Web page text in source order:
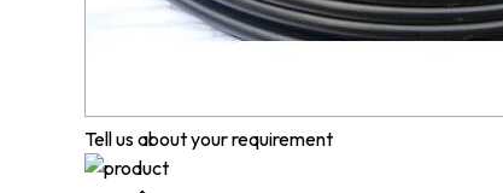
Tell us about your requirement